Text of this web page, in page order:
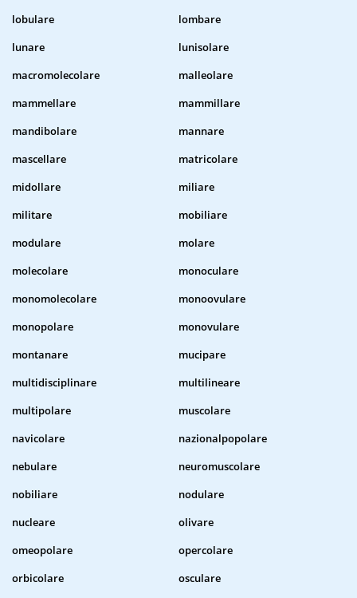
lobulare
lombare
lunare
lunisolare
macromolecolare
malleolare
mammellare
mammillare
mandibolare
mannare
mascellare
matricolare
midollare
miliare
militare
mobiliare
modulare
molare
molecolare
monoculare
monomolecolare
monoovulare
monopolare
monovulare
montanare
mucipare
multidisciplinare
multilineare
multipolare
muscolare
navicolare
nazionalpopolare
nebulare
neuromuscolare
nobiliare
nodulare
nucleare
olivare
omeopolare
opercolare
orbicolare
osculare